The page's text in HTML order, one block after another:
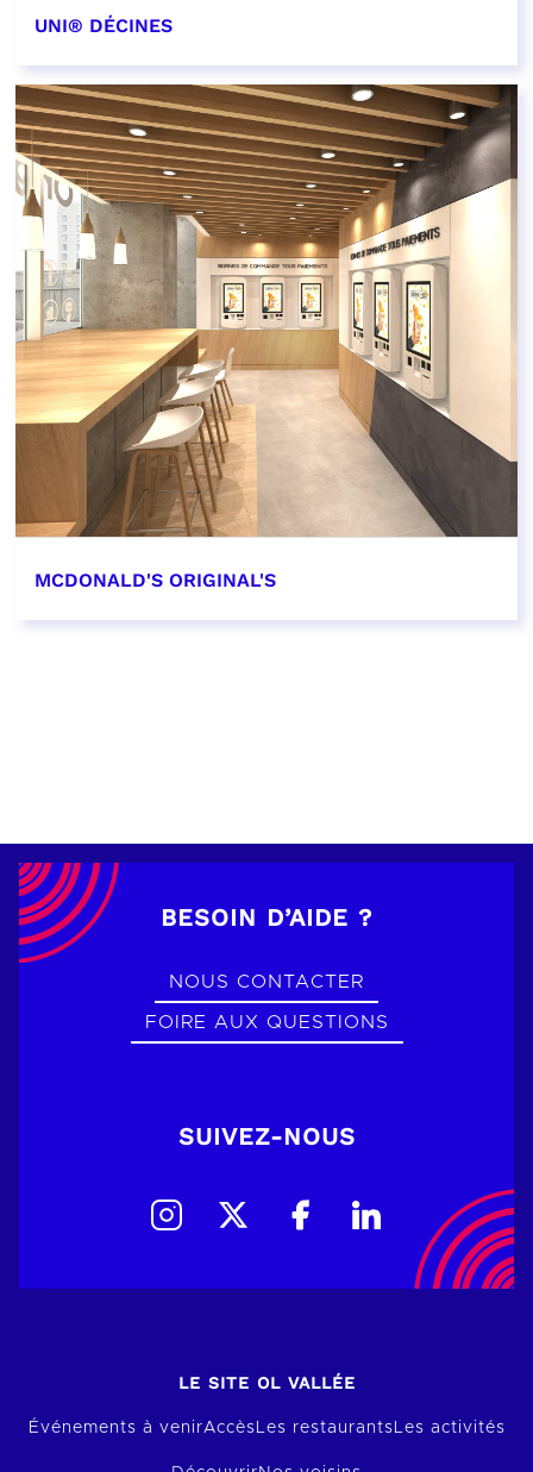
UNI® DÉCINES
EN SAVOIR PLUS
MCDONALD'S ORIGINAL'S
BESOIN D’AIDE ?
NOUS CONTACTER
FOIRE AUX QUESTIONS
SUIVEZ-NOUS
LE SITE OL VALLÉE
Événements à venirAccèsLes restaurantsLes activités